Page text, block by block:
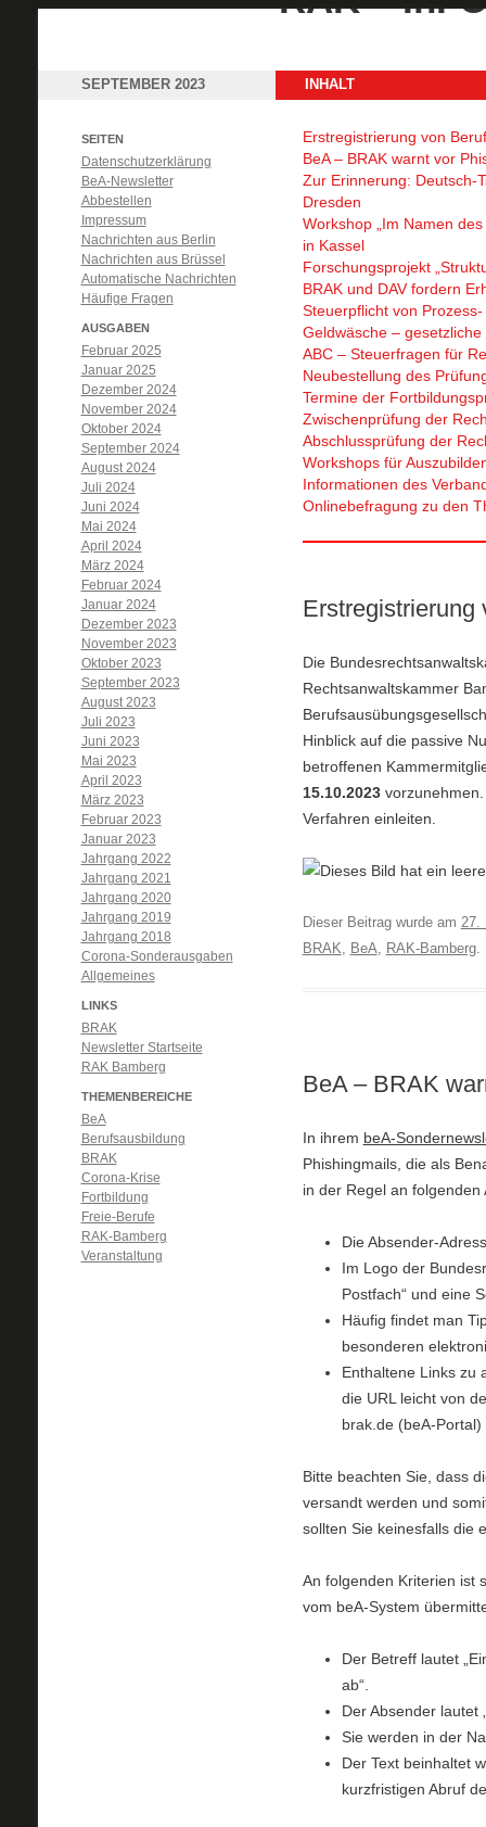
SEPTEMBER 2023 INHALT
Erstregistrierung von
BeA – BRAK warnt vor
Zur Erinnerung: Deutsch-
Dresden
Workshop „Im Namen
in Kassel
Forschungsprojekt
BRAK und DAV fordern
Steuerpflicht von
Geldwäsche –
ABC – Steuerfragen für
Neubestellung des
Termine der
Zwischenprüfung der
Abschlussprüfung der
Workshops für
Informationen des
Onlinebefragung zu den
Erstregistrierung
Die
Rechtsanwaltskammer
Hinblick auf die passive
betroffenen
15.10.2023vorzunehmen.
Verfahren einleiten.
Dieser Beitrag wurde am 27.
BRAK, BeA, RAK-Bamberg.
BeA – BRAK
In ihrem beA-
Phishingmails, die als
in der Regel an
Die Absender-
Im Logo der
Postfach“ und eine
Häufig findet man
besonderen
Enthaltene Links zu
die URL leicht von
brak.de (beA-
Bitte beachten Sie, dass
versandt werden und
sollten Sie keinesfalls die
An folgenden Kriterien ist
vom beA-System
Der Betreff lautet
ab“.
Der Absender lautet
Sie werden in der
Der Text beinhaltet
kurzfristigen Abruf
SEITEN
Datenschutzerklärung
BeA-Newsletter
Abbestellen
Impressum
Nachrichten aus Berlin
Nachrichten aus Brüssel
Automatische Nachrichten
Häufige Fragen
AUSGABEN
Februar 2025
Januar 2025
Dezember 2024
November 2024
Oktober 2024
September 2024
August 2024
Juli 2024
Juni 2024
Mai 2024
April 2024
März 2024
Februar 2024
Januar 2024
Dezember 2023
November 2023
Oktober 2023
September 2023
August 2023
Juli 2023
Juni 2023
Mai 2023
April 2023
März 2023
Februar 2023
Januar 2023
Jahrgang 2022
Jahrgang 2021
Jahrgang 2020
Jahrgang 2019
Jahrgang 2018
Corona-Sonderausgaben
Allgemeines
LINKS
BRAK
Newsletter Startseite
RAK Bamberg
THEMENBEREICHE
BeA
Berufsausbildung
BRAK
Corona-Krise
Fortbildung
Freie-Berufe
RAK-Bamberg
Veranstaltung